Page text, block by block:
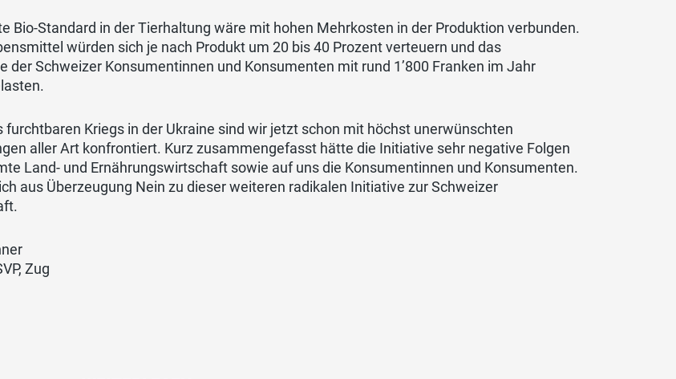
Bio-Standard in der Tierhaltung wäre mit hohen Mehrkosten in der Produktion verbunden.
würden sich je nach Produkt um 20 bis 40 Prozent verteuern und das
der Schweizer Konsumentinnen und Konsumenten mit rund 1’800 Franken im Jahr
furchtbaren Kriegs in der Ukraine sind wir jetzt schon mit höchst unerwünschten
aller Art konfrontiert. Kurz zusammengefasst hätte die Initiative sehr negative Folgen
Land- und Ernährungswirtschaft sowie auf uns die Konsumentinnen und Konsumenten.
aus Überzeugung Nein zu dieser weiteren radikalen Initiative zur Schweizer
Zug